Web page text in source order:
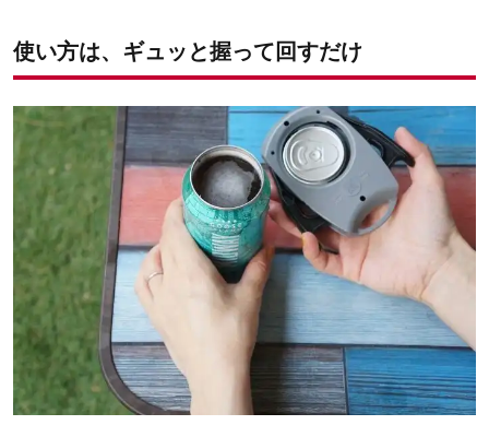
使い方は、ギュッと握って回すだけ